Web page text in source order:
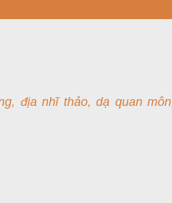
địa nhĩ thảo, dạ quan